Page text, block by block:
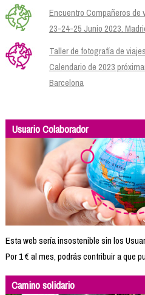
Encuentro Compañeros de
23-24-25 Junio 2023.
Taller de fotografía de
Calendario de 2023
Barcelona
Usuario Colaborador
Esta web sería insostenible sin los
Por 1 € al mes, podrás contribuir a que
Camino solidario